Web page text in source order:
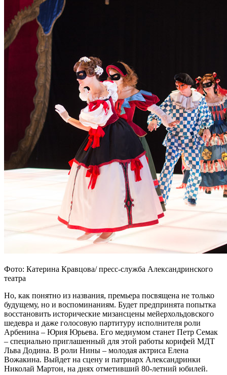
Фото: Катерина Кравцова/ пресс-служба Александринского
театра
Но, как понятно из названия, премьера посвящена не только
будущему, но и воспоминаниям. Будет предпринята попытка
восстановить исторические мизансцены мейерхольдовского
шедевра и даже голосовую партитуру исполнителя роли
Арбенина – Юрия Юрьева. Его медиумом станет Петр Семак
– специально приглашенный для этой работы корифей МДТ
Льва Додина. В роли Нины – молодая актриса Елена
Вожакина. Выйдет на сцену и патриарх Александринки
Николай Мартон, на днях отметивший 80-летний юбилей.